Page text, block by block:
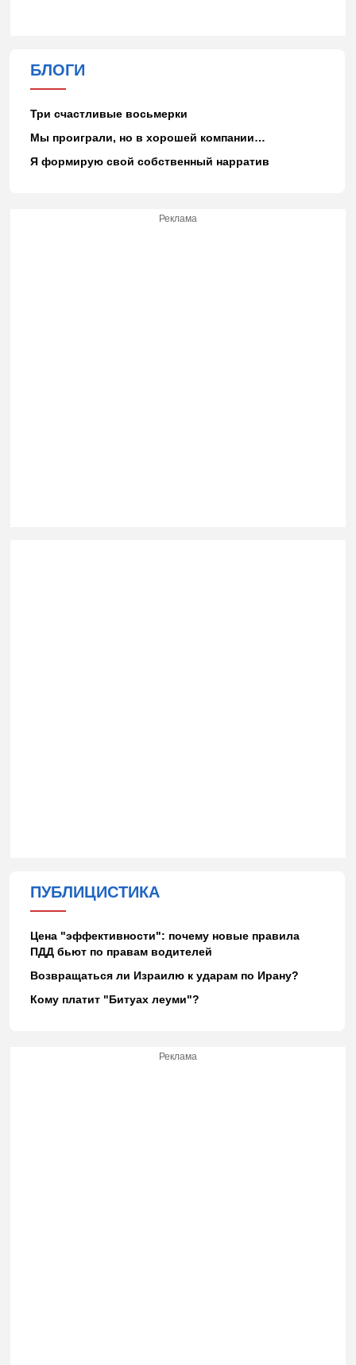
БЛОГИ
Три счастливые восьмерки
Мы проиграли, но в хорошей компании…
Я формирую свой собственный нарратив
Реклама
ПУБЛИЦИСТИКА
Цена "эффективности": почему новые правила
ПДД бьют по правам водителей
Возвращаться ли Израилю к ударам по Ирану?
Кому платит "Битуах леуми"?
Реклама